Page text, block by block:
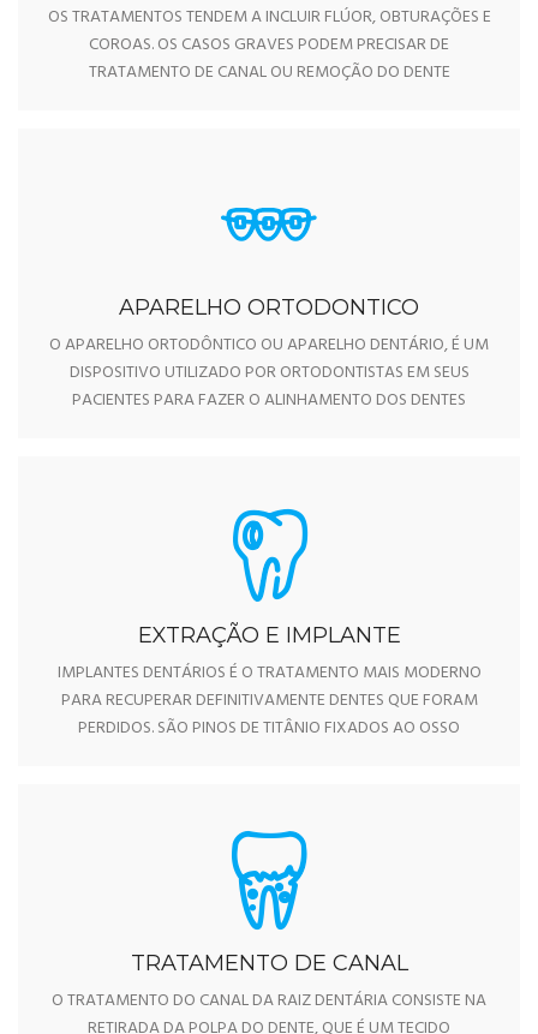
OS TRATAMENTOS TENDEM A INCLUIR FLÚOR, OBTURAÇÕES E
COROAS. OS CASOS GRAVES PODEM PRECISAR DE
TRATAMENTO DE CANAL OU REMOÇÃO DO DENTE
APARELHO ORTODONTICO
O APARELHO ORTODÔNTICO OU APARELHO DENTÁRIO, É UM
DISPOSITIVO UTILIZADO POR ORTODONTISTAS EM SEUS
PACIENTES PARA FAZER O ALINHAMENTO DOS DENTES
EXTRAÇÃO E IMPLANTE
IMPLANTES DENTÁRIOS É O TRATAMENTO MAIS MODERNO
PARA RECUPERAR DEFINITIVAMENTE DENTES QUE FORAM
PERDIDOS. SÃO PINOS DE TITÂNIO FIXADOS AO OSSO
TRATAMENTO DE CANAL
O TRATAMENTO DO CANAL DA RAIZ DENTÁRIA CONSISTE NA
RETIRADA DA POLPA DO DENTE, QUE É UM TECIDO